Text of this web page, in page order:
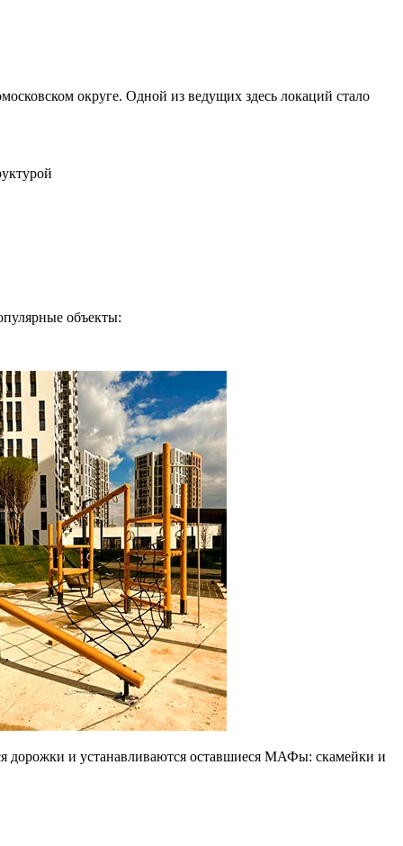
округе. Одной из ведущих здесь локаций стало
объекты:
дорожки и устанавливаются оставшиеся МАФы: скамейки и